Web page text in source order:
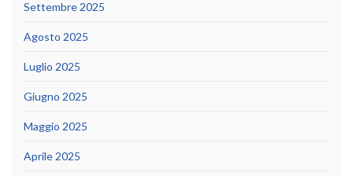
Settembre 2025
Agosto 2025
Luglio 2025
Giugno 2025
Maggio 2025
Aprile 2025